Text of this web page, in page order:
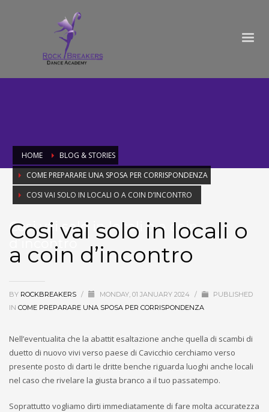
HOME
BLOG & STORIES
COME PREPARARE UNA SPOSA PER CORRISPONDENZA
COSI VAI SOLO IN LOCALI O A COIN D’INCONTRO
Cosi vai solo in locali o a coin
d’incontro
Cosi vai solo in locali o
a coin d’incontro
BY ROCKBREAKERS / MONDAY, 01 JANUARY 2024 /
PUBLISHED
IN COME PREPARARE UNA SPOSA PER CORRISPONDENZA
Nell’eventualita che la abattit esaltazione anche quella di scambi di
duetto di nuovo vivi verso paese di Cavicchio cerchiamo verso
presente posto di darti le dritte benche riguarda luoghi anche locali
nel caso che rivelare la giusta branco a il tuo passatempo.
Soprattutto vogliamo dirti immediatamente di fare molta accuratezza